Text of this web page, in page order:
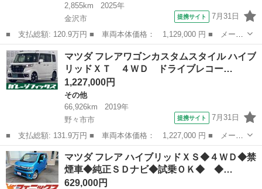
2,855km
2025年
金沢市
提携サイト 7月31日
■ 支払総額: 120.9万円 ■ 車両本体価格： 1,129,000 円 ■ メーカ
ー名： マツダ ■ 車種名： フレアワゴン ■ グレード名： ＸＳ
禁煙車☆走行３千☆純正９インチナビ☆全方位☆試乗ＯＫ 禁煙車☆
走行３千...
石川 金沢市 その他
マツダ フレアワゴンカスタムスタイル ハイブ
リッドＸＴ ４ＷＤ ドライブレコー…
1,227,000円
その他
66,926km
2019年
野々市市
提携サイト 7月31日
■ 支払総額: 131.9万円 ■ 車両本体価格： 1,227,000 円 ■ メーカ
ー名： マツダ ■ 車種名： フレアワゴンカスタムスタイル ■ グ
レード名： ハイブリッドＸＴ ４ＷＤ ドライブレコーダー ＥＴ
Ｃ 全周...
石川 野々市市 その他
マツダ フレア ハイブリッドＸＳ◆４ＷＤ◆禁
煙車◆純正ＳＤナビ◆試乗ＯＫ◆ ◆…
629,000円